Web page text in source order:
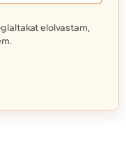
elolvastam,